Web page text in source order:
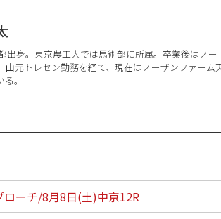
出身。東京農工大では馬術部に所属。卒業後はノ
山元トレセン勤務を経て、現在はノーザンファーム
。
ーチ/8月8日(土)中京12R